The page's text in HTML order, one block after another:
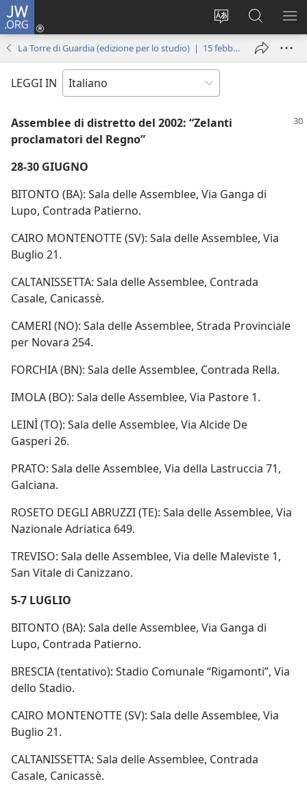
JW.ORG
Modificare
la
Accedi
(apre
una
finestra)
Cerca
in
JW.ORG
La Torre di Guardia (edizione per lo studio) | 15 febbraio 2002
LEGGI IN
Assemblee di distretto del 2002: “Zelanti
proclamatori del Regno”
28-30 GIUGNO
BITONTO (BA): Sala delle Assemblee, Via Ganga di
Lupo, Contrada Patierno.
CAIRO MONTENOTTE (SV): Sala delle Assemblee, Via
Buglio 21.
CALTANISSETTA: Sala delle Assemblee, Contrada
Casale, Canicassè.
CAMERI (NO): Sala delle Assemblee, Strada Provinciale
per Novara 254.
FORCHIA (BN): Sala delle Assemblee, Contrada Rella.
IMOLA (BO): Sala delle Assemblee, Via Pastore 1.
LEINÌ (TO): Sala delle Assemblee, Via Alcide De
Gasperi 26.
PRATO: Sala delle Assemblee, Via della Lastruccia 71,
Galciana.
ROSETO DEGLI ABRUZZI (TE): Sala delle Assemblee, Via
Nazionale Adriatica 649.
TREVISO: Sala delle Assemblee, Via delle Maleviste 1,
San Vitale di Canizzano.
5-7 LUGLIO
BITONTO (BA): Sala delle Assemblee, Via Ganga di
Lupo, Contrada Patierno.
BRESCIA (tentativo): Stadio Comunale “Rigamonti”, Via
dello Stadio.
CAIRO MONTENOTTE (SV): Sala delle Assemblee, Via
Buglio 21.
CALTANISSETTA: Sala delle Assemblee, Contrada
Casale, Canicassè.